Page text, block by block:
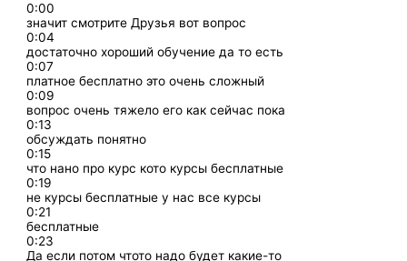
0:00
значит смотрите Друзья вот вопрос
0:04
достаточно хороший обучение да то есть
0:07
платное бесплатно это очень сложный
0:09
вопрос очень тяжело его как сейчас пока
0:13
обсуждать понятно
0:15
что нано про курс кото курсы бесплатные
0:19
не курсы бесплатные у нас все курсы
0:21
бесплатные
0:23
Да если потом чтото надо будет какие-то